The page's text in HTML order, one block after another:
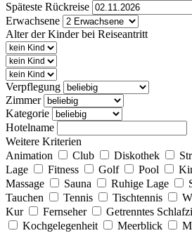
Späteste Rückreise
Erwachsene
Alter der Kinder bei Reiseantritt
Verpflegung
Zimmer
Kategorie
Hotelname
Weitere Kriterien
Animation
Club Diskothek
Lage
Fitness Golf Pool
Massage
Sauna Ruhige Lage
Tauchen
Tennis Tischtennis
Kur
Fernseher Getrenntes
Kochgelegenheit
Meerblick